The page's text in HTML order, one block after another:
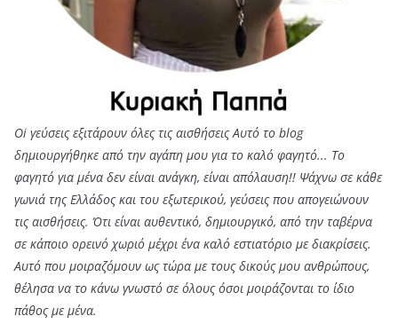
Oi γεύσεις εξιτάρουν όλες τις αισθήσεις Αυτό το blog
δημιουργήθηκε από την αγάπη μου για το καλό φαγητό... Tο
φαγητό για μένα δεν είναι ανάγκη, είναι απόλαυση!! Ψάχνω σε κάθε
γωνιά της Ελλάδος και του εξωτερικού, γεύσεις που απογειώνουν
τις αισθήσεις. Ότι είναι αυθεντικό, δημιουργικό, από την ταβέρνα
σε κάποιο ορεινό χωριό μέχρι ένα καλό εστιατόριο με διακρίσεις.
Αυτό που μοιραζόμουν ως τώρα με τους δικούς μου ανθρώπους,
θέλησα να το κάνω γνωστό σε όλους όσοι μοιράζονται το ίδιο
πάθος με μένα.